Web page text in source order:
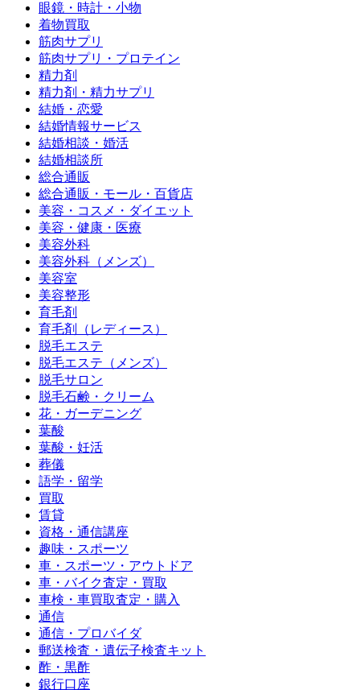
眼鏡・時計・小物
着物買取
筋肉サプリ
筋肉サプリ・プロテイン
精力剤
精力剤・精力サプリ
結婚・恋愛
結婚情報サービス
結婚相談・婚活
結婚相談所
総合通販
総合通販・モール・百貨店
美容・コスメ・ダイエット
美容・健康・医療
美容外科
美容外科（メンズ）
美容室
美容整形
育毛剤
育毛剤（レディース）
脱毛エステ
脱毛エステ（メンズ）
脱毛サロン
脱毛石鹸・クリーム
花・ガーデニング
葉酸
葉酸・妊活
葬儀
語学・留学
買取
賃貸
資格・通信講座
趣味・スポーツ
車・スポーツ・アウトドア
車・バイク査定・買取
車検・車買取査定・購入
通信
通信・プロバイダ
郵送検査・遺伝子検査キット
酢・黒酢
銀行口座